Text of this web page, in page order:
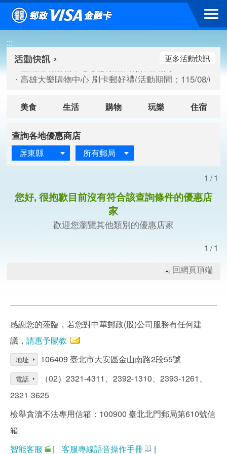
跳到主要內容區塊
:::
臺南南紡購物中心 夏折扣活動(活動期間：115/08/10-
新竹遠東巨城購物中心 2026巨城年中慶夏日BIG好刷(
臺南南紡購物中心 夏折扣活動(活動期間：115/08/10-
高雄大樂購物中心 刷卡郵好禮(活動期間：115/08/07-
更多活動快訊
美食 生活 購物 玩樂 住宿
查詢各地優惠商店
屏東縣 所有郵局
1/1
您好, 很抱歉目前沒有符合該查詢條件的優惠店
家
歡迎您瀏覽其他類別的優惠店家
1/1
回網頁頂端
感謝您的蒞臨，若您對中華郵政(股)公司服務有任何建
議， 請惠予賜教
地址 106409 臺北市大安區金山南路2段55號
電話
（02）2321-4311、2392-1310、2393-1261、
2321-3625
檢舉貪瀆不法專用信箱：100900 臺北北門郵局第610號信
箱
智能客服
| 客服專線語音操作手冊 |